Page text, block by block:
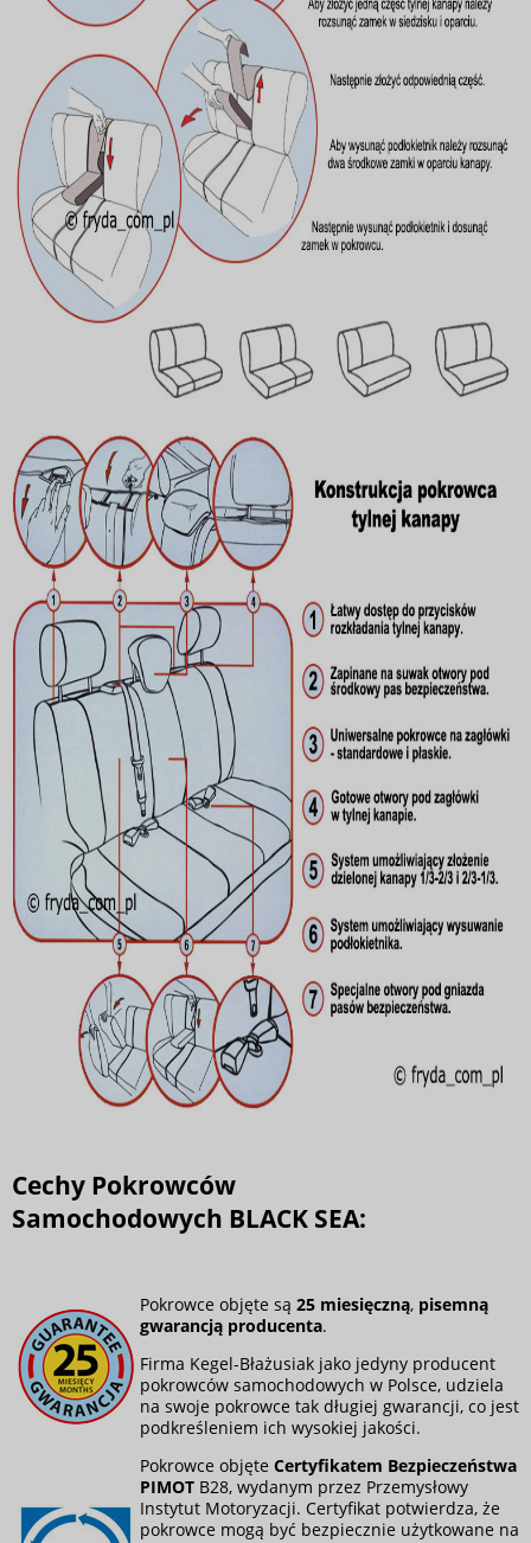
Cechy Pokrowców
Samochodowych BLACK SEA:
Pokrowce objęte są 25 miesięczną, pisemną
gwarancją producenta.
Firma Kegel-Błażusiak jako jedyny producent
pokrowców samochodowych w Polsce, udziela
na swoje pokrowce tak długiej gwarancji, co jest
podkreśleniem ich wysokiej jakości.
Pokrowce objęte Certyfikatem Bezpieczeństwa
PIMOT B28, wydanym przez Przemysłowy
Instytut Motoryzacji. Certyfikat potwierdza, że
pokrowce mogą być bezpiecznie użytkowane na